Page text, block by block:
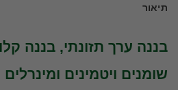
תיאור
בננה ערך תזונתי, בננה
שומנים ויטמינים ומינרלים